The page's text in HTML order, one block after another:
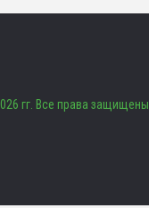
гг. Все права защищены.